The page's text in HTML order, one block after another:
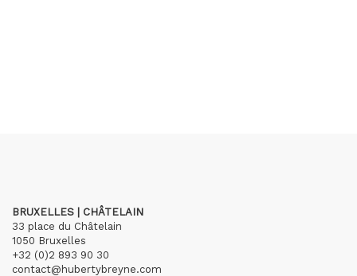
BRUXELLES | CHÂTELAIN
33 place du Châtelain
1050 Bruxelles
+32 (0)2 893 90 30
contact@hubertybreyne.com